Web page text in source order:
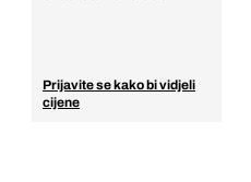
Prijavite se kako bi vidjeli
cijene